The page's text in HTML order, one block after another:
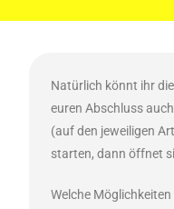
Natürlich könnt ihr
euren Abschluss
(auf den jeweiligen
starten, dann öffnet
Welche